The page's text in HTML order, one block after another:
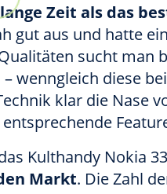
Zeit als das
gut aus und hatte
sucht man
wenngleich diese
klar die Nase
Kulthandy Nokia
Markt. Die Zahl